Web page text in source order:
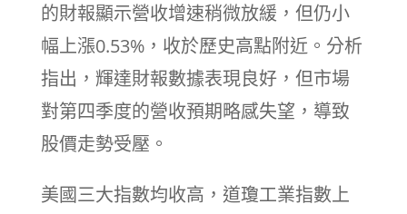
的財報顯示營收增速稍微放緩，但仍小
幅上漲0.53%，收於歷史高點附近。分析
指出，輝達財報數據表現良好，但市場
對第四季度的營收預期略感失望，導致
股價走勢受壓。
美國三大指數均收高，道瓊工業指數上